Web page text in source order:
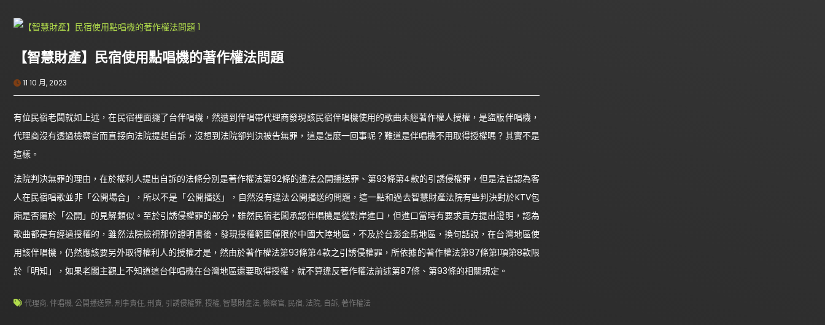
【智慧財產】民宿使用點唱機的著作權法問題
11 10 月, 2023
有位民宿老闆就如上述，在民宿裡面擺了台伴唱機，然遭到伴唱帶代理商發現該民宿伴唱機使用的歌曲未經著作權人授權，是盜版伴唱機，
代理商沒有透過檢察官而直接向法院提起自訴，沒想到法院卻判決被告無罪，這是怎麼一回事呢？難道是伴唱機不用取得授權嗎？其實不是
這樣。
法院判決無罪的理由，在於權利人提出自訴的法條分別是著作權法第92條的違法公開播送罪、第93條第4款的引誘侵權罪，但是法官認為客
人在民宿唱歌並非「公開場合」，所以不是「公開播送」，自然沒有違法公開播送的問題，這一點和過去智慧財產法院有些判決對於KTV包
廂是否屬於「公開」的見解類似。至於引誘侵權罪的部分，雖然民宿老闆承認伴唱機是從對岸進口，但進口當時有要求賣方提出證明，認為
歌曲都是有經過授權的，雖然法院檢視那份證明書後，發現授權範圍僅限於中國大陸地區，不及於台澎金馬地區，換句話說，在台灣地區使
用該伴唱機，仍然應該要另外取得權利人的授權才是，然由於著作權法第93條第4款之引誘侵權罪，所依據的著作權法第87條第1項第8款限
於「明知」，如果老闆主觀上不知道這台伴唱機在台灣地區還要取得授權，就不算違反著作權法前述第87條、第93條的相關規定。
代理商,伴唱機, 公開播送罪,刑事責任,刑責, 引誘侵權罪,授權, 智慧財產法,檢察官, 民宿, 法院, 自訴, 著作權法